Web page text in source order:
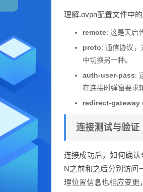
理解.ovpn配置文件中
remote: 这是天启
proto: 通信协议，
中切换另一种。
auth-user-pass:
在连接时弹窗要求
redirect-gateway
连接测试与验证
连接成功后，如何确
N之前和之后分别访问
理位置信息也相应变更